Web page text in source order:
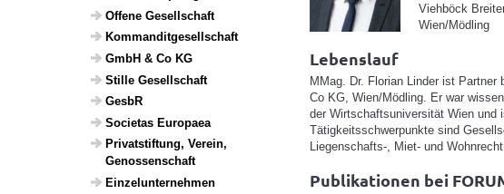
Offene Gesell­schaft
Komman­dit­ge­sell­schaft
GmbH & Co KG
Stille Gesell­schaft
GesbR
Soci­etas Euro­paea
Privat­stif­tung, Verein,
Genos­sen­schaft
Einzel­un­ter­nehmen
Viehböck
Wien/Mödling
Lebenslauf
MMag. Dr. Florian Linder ist
Co KG, Wien/Mödling. Er war
der Wirtschaftsuniversität Wien
Tätigkeitsschwerpunkte sind
Liegenschafts-, Miet- und Wohnrecht.
Publikationen bei